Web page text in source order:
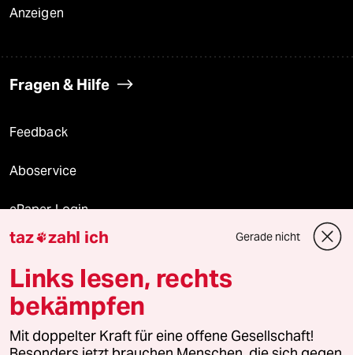
Anzeigen
Fragen & Hilfe
Feedback
Aboservice
ePaper Login
Downloads für Abonnierende
© 2026 taz Verlags und Vertriebs GmbH
Alle Rechte vorbehalten. Bei rechtlichen Fragen oder für Genehmigungen
wenden Sie sich bitte an lizenzen@taz.de
taz zahl ich Gerade nicht
Links lesen, rechts
bekämpfen
Mit doppelter Kraft für eine offene Gesellschaft!